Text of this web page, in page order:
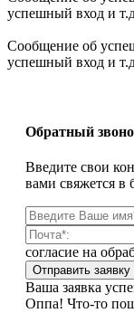
успешный вход и
Сообщение об
успешный вход и
Обратный
Введите свои
вами свяжется в
согласие на
Ваша заявка
Оппа! Что-то